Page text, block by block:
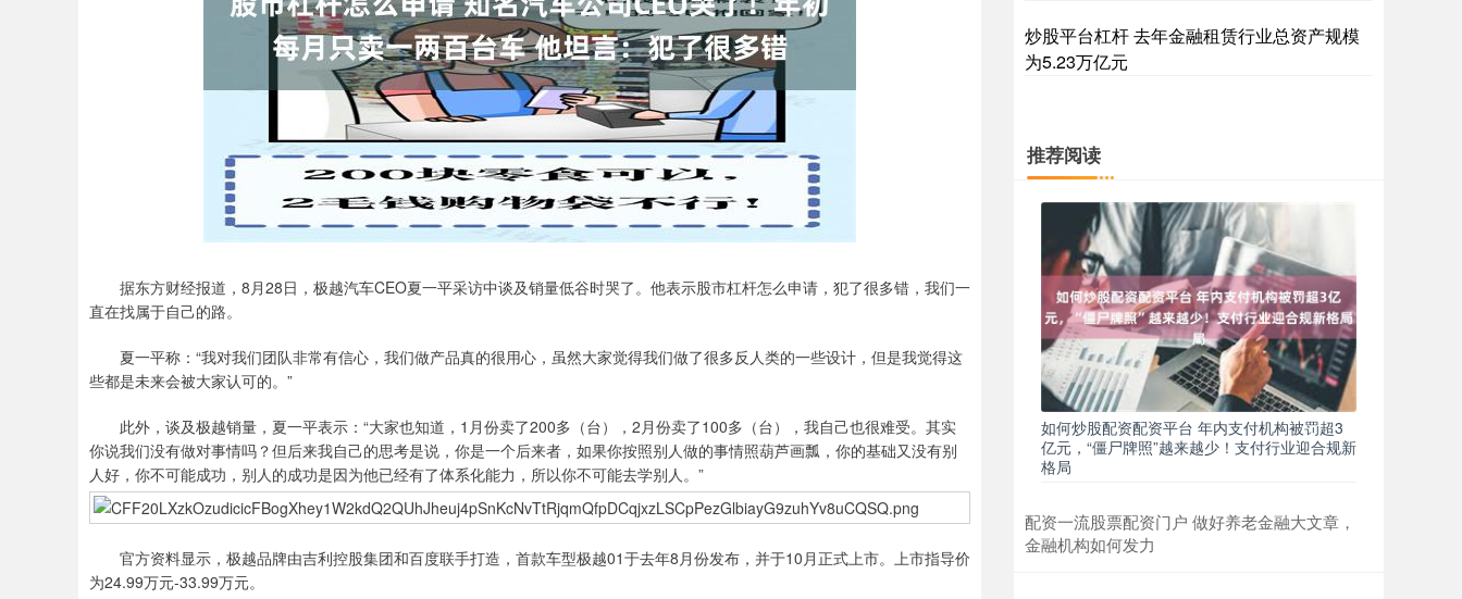
据东方财经报道，8月28日，极越汽车CEO夏一平采访中谈及销量低谷时哭了。他表示股市杠杆怎么申请，犯了很多错，我们一
直在找属于自己的路。
夏一平称：“我对我们团队非常有信心，我们做产品真的很用心，虽然大家觉得我们做了很多反人类的一些设计，但是我觉得这
些都是未来会被大家认可的。”
此外，谈及极越销量，夏一平表示：“大家也知道，1月份卖了200多（台），2月份卖了100多（台），我自己也很难受。其实
你说我们没有做对事情吗？但后来我自己的思考是说，你是一个后来者，如果你按照别人做的事情照葫芦画瓢，你的基础又没有别
人好，你不可能成功，别人的成功是因为他已经有了体系化能力，所以你不可能去学别人。”
官方资料显示，极越品牌由吉利控股集团和百度联手打造，首款车型极越01于去年8月份发布，并于10月正式上市。上市指导价
为24.99万元-33.99万元。
炒股平台杠杆 去年金融租赁行业总资产规模
为5.23万亿元
推荐阅读
如何炒股配资配资平台 年内支付机构被罚超3
亿元，“僵尸牌照”越来越少！支付行业迎合规新
格局
配资一流股票配资门户 做好养老金融大文章，
金融机构如何发力